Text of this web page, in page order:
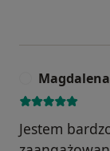
Magdalena
Jestem